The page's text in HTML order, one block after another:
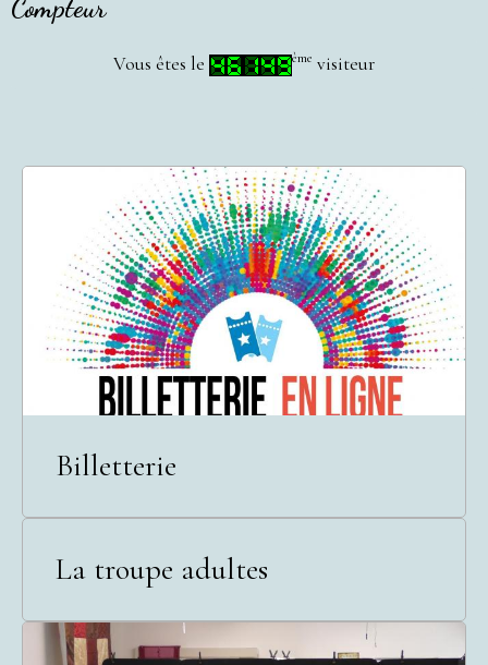
Compteur
Vous êtes le ème visiteur
Billetterie
La troupe adultes